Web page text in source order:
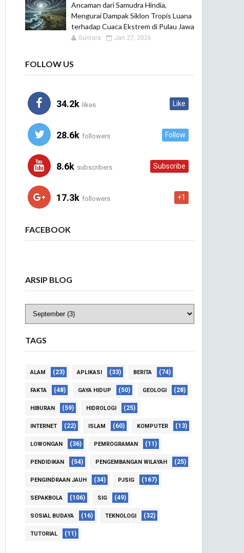
Ancaman dari Samudra Hindia,
Mengurai Dampak Siklon Tropis Luana
terhadap Cuaca Ekstrem di Pulau Jawa
Guntara Jan 27, 2026
FOLLOW US
34.2k likes Like
28.6k followers Follow
8.6k subscribers Subscribe
17.3k followers +1
FACEBOOK
ARSIP BLOG
TAGS
ALAM (23) APLIKASI (33) BERITA (74)
FAKTA (48) GAYA HIDUP (50) GEOLOGI (28)
HIBURAN (59) HIDROLOGI (25)
INTERNET (22) ISLAM (60) KOMPUTER (13)
LOWONGAN (36) PEMROGRAMAN (11)
PENDIDIKAN (54) PENGEMBANGAN WILAYAH (25)
PENGINDRAAN JAUH (34) PJSIG (167)
SEPAKBOLA (106) SIG (49)
SOSIAL BUDAYA (16) TEKNOLOGI (32)
TUTORIAL (11)